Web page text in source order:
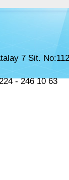
7 Sit.
- 246 10 63